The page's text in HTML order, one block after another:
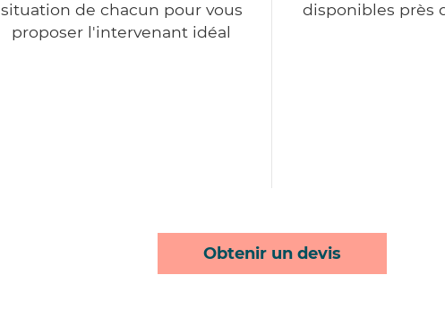
situation de chacun pour vous
proposer l'intervenant idéal
disponibles près
Obtenir un devis